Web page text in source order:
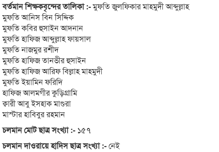
বর্তমান শিক্ষকবৃন্দের তালিকা :-মুফতি জুলফিকার মাহমুদী আব্দুল্লাহ
মুফতি আনিস বিন সিদ্দিক
মুফতি কবির হুসাইন আদনান
মুফতি হাফিজ আব্দুল্লাহ ফায়সাল
মুফতি নাজমুর রশীদ
মুফতি হাফিজ তানভীর হুসাইন
মুফতি হাফিজ আরিফ বিল্লাহ মাহমুদী
মুফতি ইয়ামিন ফরিদি
হাফিজ আলমগীর কুড়িগ্রামি
ক্বারী আবু ইসহাক মাগুরা
মাস্টার হাবিবুর রহমান
চলমান মোট ছাত্র সংখ্যা :- ১৫৭
চলমান দাওরায়ে হাদিস ছাত্র সংখ্যা :-নেই